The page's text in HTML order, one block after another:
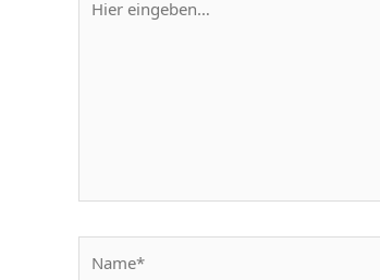
eingeben…